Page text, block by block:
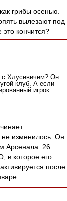
грибы осенью.
вылезают под
кончится?
с Хлусевичем? Он
клуб. А если
игрок
не изменилось. Он
Арсенала. 26
в которое его
после